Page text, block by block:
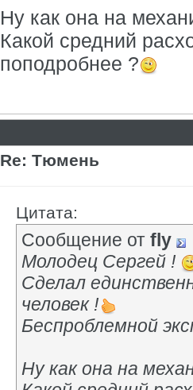
Ну как она на
Какой средний
поподробнее ?
Re: Тюмень
Цитата:
Сообщение от fly
Молодец Сергей !
Сделал
человек !
Беспроблемной
Ну как она на